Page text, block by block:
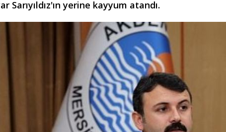
Sarıyıldız'ın yerine kayyum atandı.